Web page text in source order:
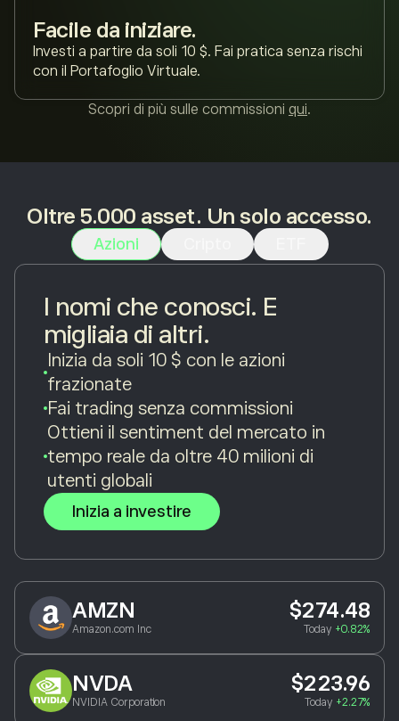
Facile da iniziare.
Investi a partire da soli 10 $. Fai pratica senza rischi
con il Portafoglio Virtuale.
Scopri di più sulle commissioni qui.
Oltre 5.000 asset. Un solo accesso.
Azioni
I nomi che conosci. E
migliaia di altri.
Inizia da soli 10 $ con le azioni
frazionate
Fai trading senza commissioni
Ottieni il sentiment del mercato in
tempo reale da oltre 40 milioni di
utenti globali
Inizia a investire
AMZN
Amazon.com Inc
$274.48
Today +0.82%
NVDA
NVIDIA Corporation
$223.96
Today +2.27%